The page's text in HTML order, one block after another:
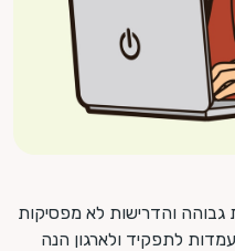
גבוהה והדרישות לא מפסיקות
לתפקיד ולארגון הנה